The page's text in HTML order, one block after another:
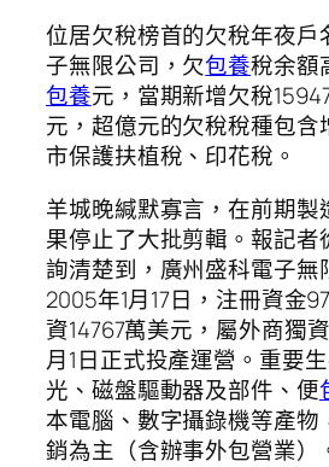
位居欠稅榜首的欠稅年夜戶
子無限公司，欠包養稅余額
包養元，當期新增欠稅
元，超億元的欠稅稅種包含
市保護扶植稅、印花稅。
羊城晚緘默寡言，在前期製
果停止了大批剪輯。報記者
詢清楚到，廣州盛科電子無
2005年1月17日，注冊資金
資14767萬美元，屬外商獨
月1日正式投產運營。重要
光、磁盤驅動器及部件、便
本電腦、數字攝錄機等產物
銷為主（含辦事外包營業）